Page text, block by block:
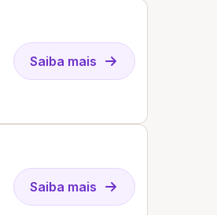
Saiba mais
Saiba mais